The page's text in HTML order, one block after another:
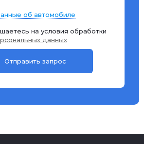
об автомобиле
на условия обработки
данных